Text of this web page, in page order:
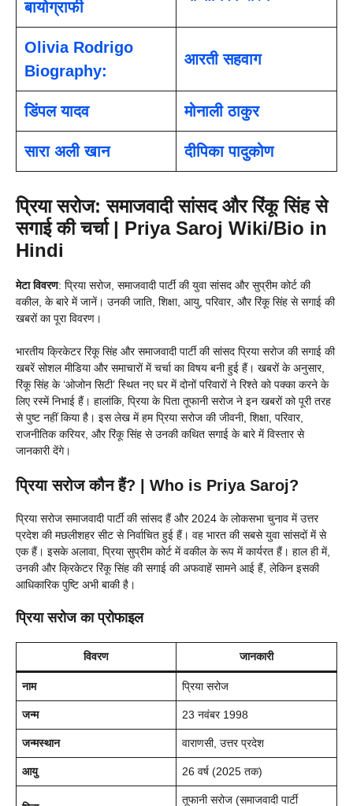
बायोग्राफी
Olivia Rodrigo
Biography:
आरती सहवाग
डिंपल यादव मोनाली ठाकुर
सारा अली खान दीपिका पादुकोण
प्रिया सरोज: समाजवादी सांसद और रिंकू सिंह से
सगाई की चर्चा | Priya Saroj Wiki/Bio in
Hindi
मेटा विवरण: प्रिया सरोज, समाजवादी पार्टी की युवा सांसद और सुप्रीम कोर्ट की
वकील, के बारे में जानें। उनकी जाति, शिक्षा, आयु, परिवार, और रिंकू सिंह से सगाई की
खबरों का पूरा विवरण।
भारतीय क्रिकेटर रिंकू सिंह और समाजवादी पार्टी की सांसद प्रिया सरोज की सगाई की
खबरें सोशल मीडिया और समाचारों में चर्चा का विषय बनी हुई हैं। खबरों के अनुसार,
रिंकू सिंह के ‘ओजोन सिटी’ स्थित नए घर में दोनों परिवारों ने रिश्ते को पक्का करने के
लिए रस्में निभाई हैं। हालांकि, प्रिया के पिता तूफानी सरोज ने इन खबरों को पूरी तरह
से पुष्ट नहीं किया है। इस लेख में हम प्रिया सरोज की जीवनी, शिक्षा, परिवार,
राजनीतिक करियर, और रिंकू सिंह से उनकी कथित सगाई के बारे में विस्तार से
जानकारी देंगे।
प्रिया सरोज कौन हैं? | Who is Priya Saroj?
प्रिया सरोज समाजवादी पार्टी की सांसद हैं और 2024 के लोकसभा चुनाव में उत्तर
प्रदेश की मछलीशहर सीट से निर्वाचित हुई हैं। वह भारत की सबसे युवा सांसदों में से
एक हैं। इसके अलावा, प्रिया सुप्रीम कोर्ट में वकील के रूप में कार्यरत हैं। हाल ही में,
उनकी और क्रिकेटर रिंकू सिंह की सगाई की अफवाहें सामने आई हैं, लेकिन इसकी
आधिकारिक पुष्टि अभी बाकी है।
प्रिया सरोज का प्रोफाइल
विवरण जानकारी
नाम प्रिया सरोज
जन्म 23 नवंबर 1998
जन्मस्थान वाराणसी, उत्तर प्रदेश
आयु 26 वर्ष (2025 तक)
तूफानी सरोज (समाजवादी पार्टी